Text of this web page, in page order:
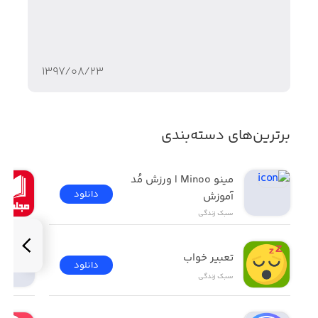
۱۳۹۷/۰۸/۲۳
برترین‌های دسته‌بندی
مینو Minoo | ورزش مُد
آموزش
سبک زندگی
دانلود
تعبیر خواب
سبک زندگی
دانلود